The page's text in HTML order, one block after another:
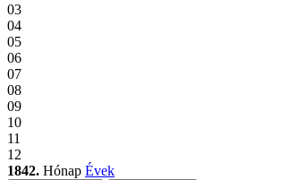
03
04
05
06
07
08
09
10
11
12
1842. Hónap Évek